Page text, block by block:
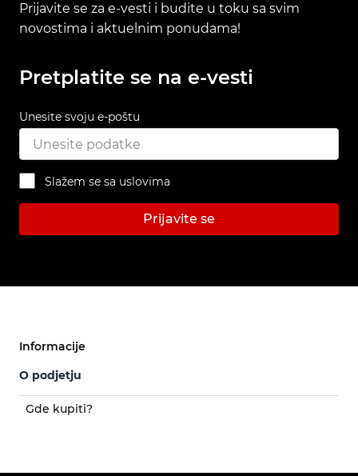
Prijavite se za e-vesti i budite u toku sa svim
novostima i aktuelnim ponudama!
Pretplatite se na e-vesti
Unesite svoju e-poštu
Slažem se sa uslovima
Prijavite se
Informacije
O podjetju
Gde kupiti?